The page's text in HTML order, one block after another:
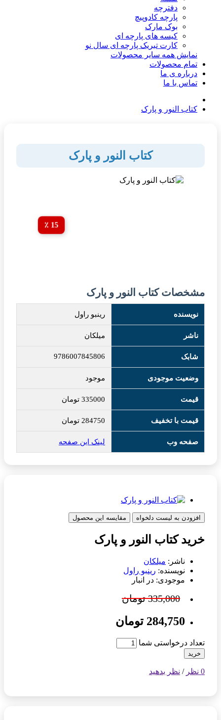
دفترچه
پارچه کادوپیچ
بوک مارک
کیسه های پارچه ای
کارت تبریک پارچه ای سال نو
نمایش همه سایر محصولات
تمام محصولات
درباره ی ما
تماس با ما
کتاب النور و پارک
کتاب النور و پارک
15 ٪
مشخصات کتاب النور و پارک
نویسنده رینبو راول
ناشر میلکان
شابک 9786007845806
وضعیت موجودی موجود
قیمت 335000 تومان
قیمت با تخفیف 284750 تومان
صفحه وب لینک این صفحه
افزودن به لیست دلخواه مقایسه این محصول
خرید کتاب النور و پارک
ناشر: میلکان
نویسنده: رینبو راول
موجودی: در انبار
335,000 تومان
284,750 تومان
تعداد درخواستی شما
خرید
0 نظر / نظر بدهید